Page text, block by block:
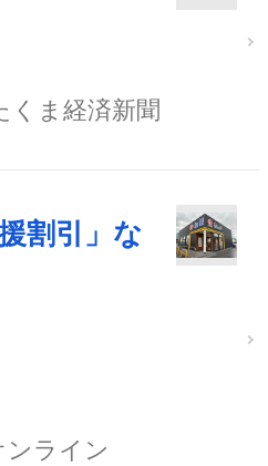
くま経済新聞
割引」な
ンライン